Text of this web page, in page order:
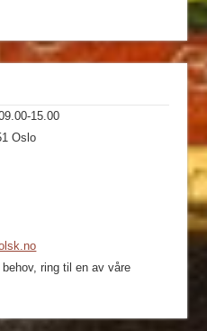
15.00
Oslo
ring til en av våre